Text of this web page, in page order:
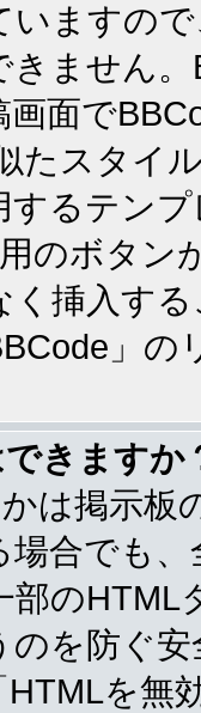
いますの
ません
画面で
たスタイ
するテン
のボタン
く挿入す
」
きますか
は掲示板
場合でも
部の
のを防ぐ
を無